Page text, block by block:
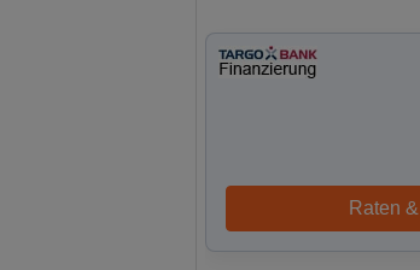
Raten